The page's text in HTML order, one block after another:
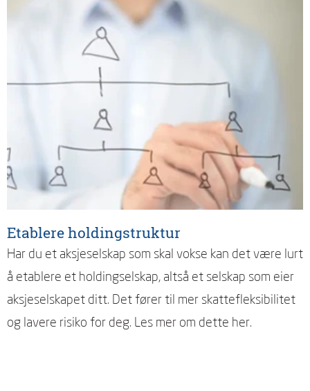
Etablere holdingstruktur
Har du et aksjeselskap som skal vokse kan det være lurt
å etablere et holdingselskap, altså et selskap som eier
aksjeselskapet ditt. Det fører til mer skattefleksibilitet
og lavere risiko for deg. Les mer om dette her.